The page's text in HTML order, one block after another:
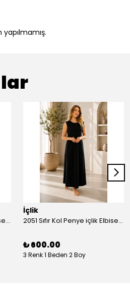
2051 Sıfır Kol Penye içlik Elbise - Ekru
İçlik
2051 Sıfır Kol Penye içlik Elbise - Siyah
₺ 600.00
3 Renk 1 Beden 2 Boy